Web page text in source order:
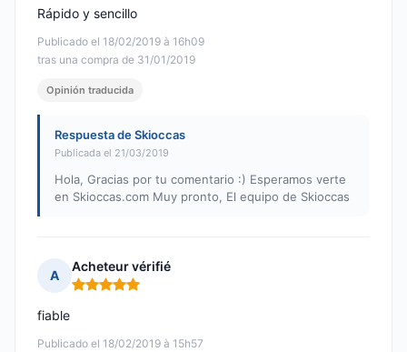
Publicado el 18/02/2019 à 16h09
tras una compra de 31/01/2019
Rápido y sencillo
Opinión traducida
Respuesta de Skioccas
Publicada el 21/03/2019
Hola, Gracias por tu comentario :) Esperamos verte
en Skioccas.com Muy pronto, El equipo de Skioccas
A
Acheteur vérifié
Nota: 5 de 5
Publicado el 18/02/2019 à 15h57
fiable